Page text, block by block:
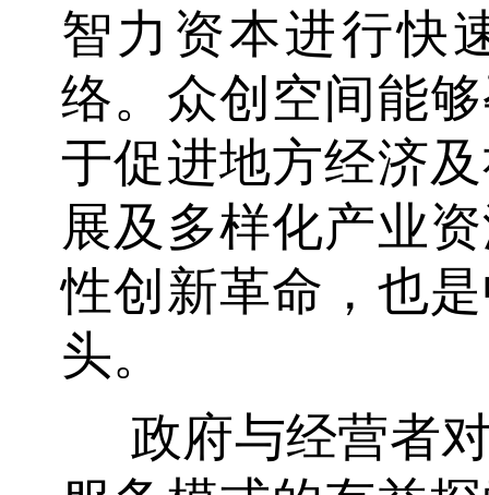
智力资本进行快
络。众创空间能
于促进地方经济
展及多样化产业
性创新革命，也
头。
政府与经营者